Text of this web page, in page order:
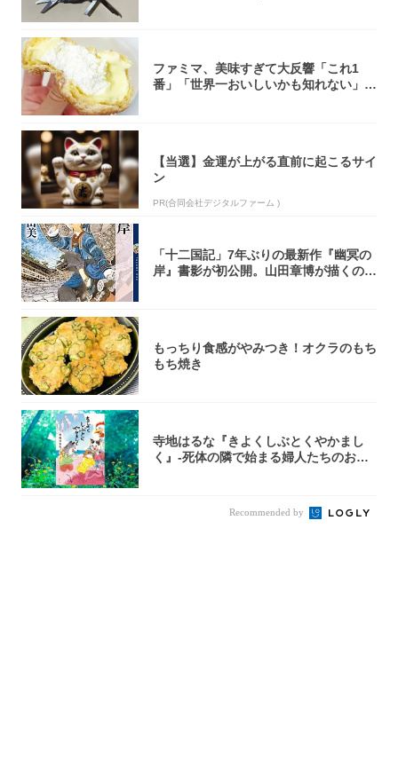
ファミマ、美味すぎて大反響「これ1
番」「世界一おいしいかも知れない」
【当選】金運が上がる直前に起こるサイ
ン
PR(合同会社デジタルファーム )
「十二国記」7年ぶりの最新作『幽冥の
岸』書影が初公開。山田章博が描くのは
もっちり食感がやみつき！オクラのもち
もち焼き
寺地はるな『きよくしぶとくやかまし
く』-死体の隣で始まる婦人たちのお茶
Recommended by